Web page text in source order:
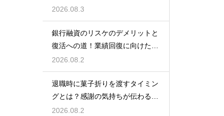
狙う
2026.08.3
銀行融資のリスケのデメリットと
復活への道！業績回復に向けた事
業計画
2026.08.2
退職時に菓子折りを渡すタイミン
グとは？感謝の気持ちが伝わる正
しいマナー
2026.08.2